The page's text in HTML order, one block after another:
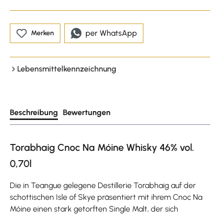
Merken per WhatsApp
Lebensmittelkennzeichnung
Beschreibung Bewertungen
Torabhaig Cnoc Na Móine Whisky 46% vol.
0,70l
Die in Teangue gelegene Destillerie Torabhaig auf der
schottischen Isle of Skye präsentiert mit ihrem Cnoc Na
Móine einen stark getorften Single Malt, der sich